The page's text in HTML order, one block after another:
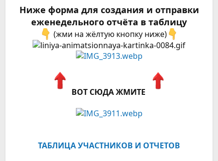
Ниже форма для создания и отправки
еженедельного отчёта в таблицу
(жми на жёлтую кнопку ниже)
ВОТ СЮДА ЖМИТЕ
ТАБЛИЦА УЧАСТНИКОВ И ОТЧЕТОВ